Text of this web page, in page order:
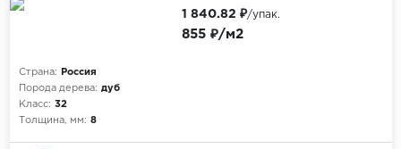
Плинтус
Подложка под паркет и ламинат
Фурнитура для плинтуса
Страна:
Россия
Порода дерева: дуб
Класс: 32
Толщина, мм: 8
855 ₽/м2
1 840.82 ₽/упак.